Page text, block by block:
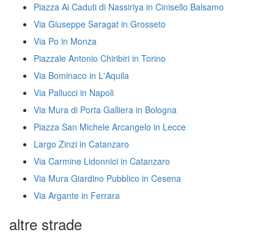
Piazza Ai Caduti di Nassiriya in Cinisello Balsamo
Via Giuseppe Saragat in Grosseto
Via Po in Monza
Piazzale Antonio Chiribiri in Torino
Via Bominaco in L'Aquila
Via Pallucci in Napoli
Via Mura di Porta Galliera in Bologna
Piazza San Michele Arcangelo in Lecce
Largo Zinzi in Catanzaro
Via Carmine Lidonnici in Catanzaro
Via Mura Giardino Pubblico in Cesena
Via Argante in Ferrara
altre strade